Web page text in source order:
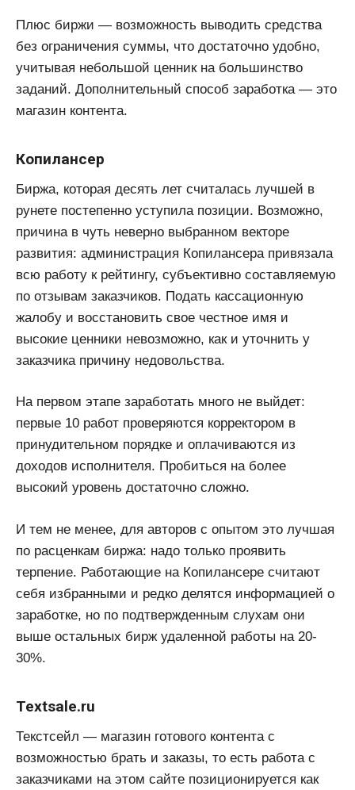
Плюс биржи — возможность выводить средства
без ограничения суммы, что достаточно удобно,
учитывая небольшой ценник на большинство
заданий. Дополнительный способ заработка — это
магазин контента.
Копилансер
Биржа, которая десять лет считалась лучшей в
рунете постепенно уступила позиции. Возможно,
причина в чуть неверно выбранном векторе
развития: администрация Копилансера привязала
всю работу к рейтингу, субъективно составляемую
по отзывам заказчиков. Подать кассационную
жалобу и восстановить свое честное имя и
высокие ценники невозможно, как и уточнить у
заказчика причину недовольства.
На первом этапе заработать много не выйдет:
первые 10 работ проверяются корректором в
принудительном порядке и оплачиваются из
доходов исполнителя. Пробиться на более
высокий уровень достаточно сложно.
И тем не менее, для авторов с опытом это лучшая
по расценкам биржа: надо только проявить
терпение. Работающие на Копилансере считают
себя избранными и редко делятся информацией о
заработке, но по подтвержденным слухам они
выше остальных бирж удаленной работы на 20-
30%.
Textsale.ru
Текстсейл — магазин готового контента с
возможностью брать и заказы, то есть работа с
заказчиками на этом сайте позиционируется как